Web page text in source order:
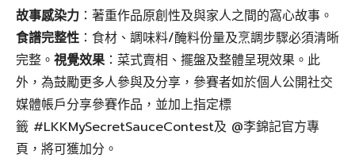
故事感染力 ：著重作品原創性及與家人之間的窩心故事。
食譜完整性 ：食材、調味料/醃料份量及烹調步驟必須清晰
完整。 視覺效果 ：菜式賣相、擺盤及整體呈現效果。此
外，為鼓勵更多人參與及分享，參賽者如於個人公開社交
媒體帳戶分享參賽作品，並加上指定標
籤 #LKKMySecretSauceContest及 @李錦記官方專
頁，將可獲加分。